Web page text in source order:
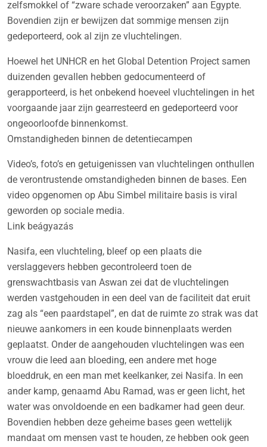
zelfsmokkel of “zware schade veroorzaken” aan Egypte.
Bovendien zijn er bewijzen dat sommige mensen zijn
gedeporteerd, ook al zijn ze vluchtelingen.
Hoewel het UNHCR en het Global Detention Project samen
duizenden gevallen hebben gedocumenteerd of
gerapporteerd, is het onbekend hoeveel vluchtelingen in het
voorgaande jaar zijn gearresteerd en gedeporteerd voor
ongeoorloofde binnenkomst.
Omstandigheden binnen de detentiecampen
Video’s, foto’s en getuigenissen van vluchtelingen onthullen
de verontrustende omstandigheden binnen de bases. Een
video opgenomen op Abu Simbel militaire basis is viral
geworden op sociale media.
Link beágyazás
Nasifa, een vluchteling, bleef op een plaats die
verslaggevers hebben gecontroleerd toen de
grenswachtbasis van Aswan zei dat de vluchtelingen
werden vastgehouden in een deel van de faciliteit dat eruit
zag als “een paardstapel”, en dat de ruimte zo strak was dat
nieuwe aankomers in een koude binnenplaats werden
geplaatst. Onder de aangehouden vluchtelingen was een
vrouw die leed aan bloeding, een andere met hoge
bloeddruk, en een man met keelkanker, zei Nasifa. In een
ander kamp, genaamd Abu Ramad, was er geen licht, het
water was onvoldoende en een badkamer had geen deur.
Bovendien hebben deze geheime bases geen wettelijk
mandaat om mensen vast te houden, ze hebben ook geen